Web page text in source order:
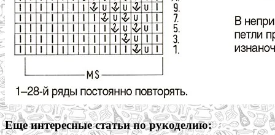
Еще интересные статьи по рукоделию: